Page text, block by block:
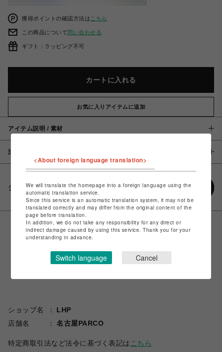
獲得ポイントの確認方法は こちら
この商品について問い合わせる
ギフト：ラッピング不可
カートに入れる
お気に入りアイテムに追加
アイテム説明 / 素材
注意事項
シェアする
ショップ名
LHP
店舗名
名古屋PARCO
特定商取引法など法令に基づく表記は こちら
<About foreign language translation>
We will translate the homepage into a foreign language using the
automatic translation service.
Since this service is an automatic translation system, it may not be
translated correctly and may differ from the original content of the
page before translation.
In addition, we do not take any responsibility for any direct or
indirect damage caused by using this service. Thank you for your
understanding in advance.
Switch language Cancel